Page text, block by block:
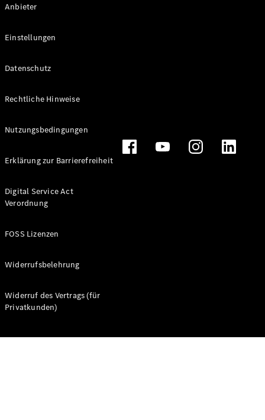
Anbieter
Einstellungen
Datenschutz
Rechtliche Hinweise
Nutzungsbedingungen
Erklärung zur Barrierefreiheit
Digital Service Act
Verordnung
FOSS Lizenzen
Widerrufsbelehrung
Widerruf des Vertrags (für
Privatkunden)